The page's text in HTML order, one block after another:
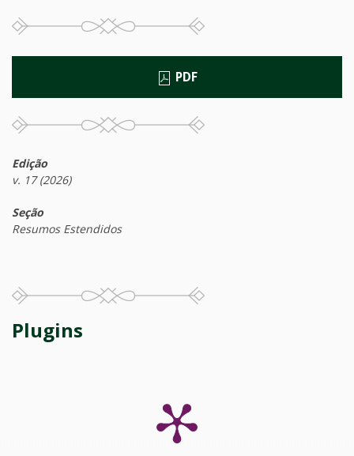
PDF
Edição
v. 17 (2026)
Seção
Resumos Estendidos
Plugins